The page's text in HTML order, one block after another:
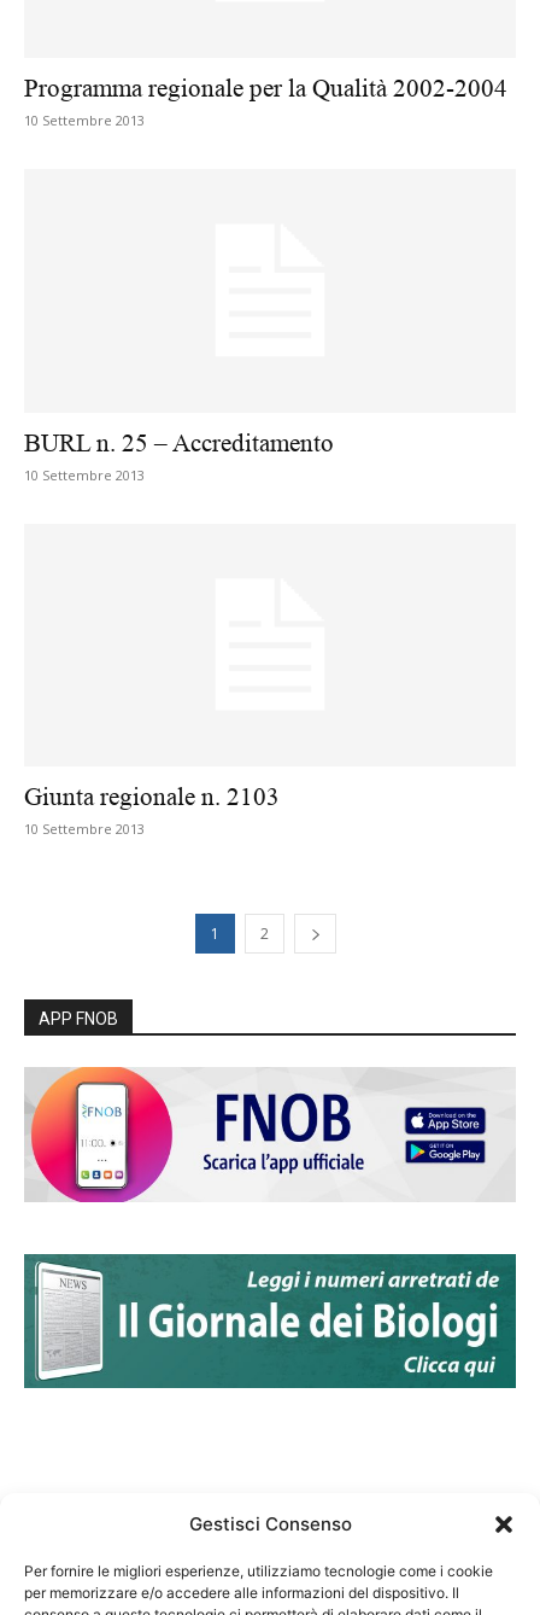
Gestisci Consenso
Per fornire le migliori esperienze, utilizziamo tecnologie come i cookie
per memorizzare e/o accedere alle informazioni del dispositivo. Il
Programma regionale per la Qualità 2002-2004
10 Settembre 2013
BURL n. 25 – Accreditamento
10 Settembre 2013
Giunta regionale n. 2103
10 Settembre 2013
1 2
APP FNOB
Federazione Nazionale Degli Ordini dei Biologi: